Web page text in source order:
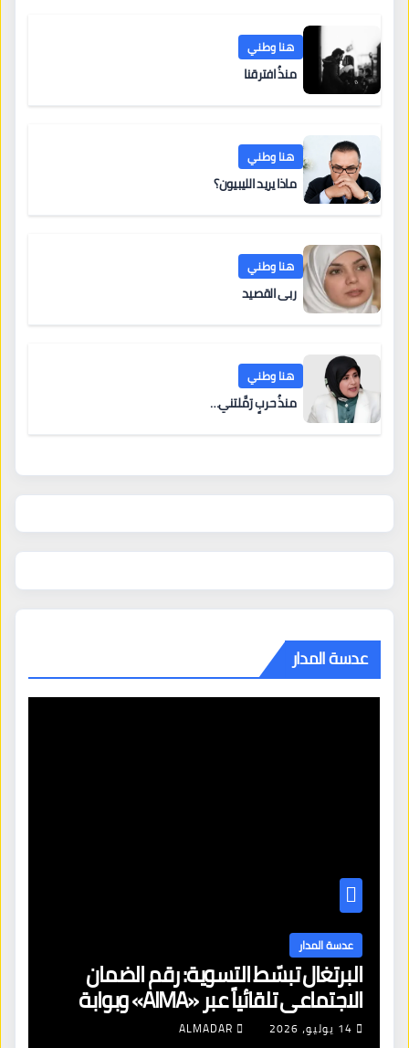
هنا وطني
منذُ افترقنا
هنا وطني
ماذا يريد الليبيون؟
هنا وطني
ربى القصيد
هنا وطني
منذُ حربٍ رَمَّلتني…
عدسة المدار
عدسة المدار
البرتغال تبسّط التسوية: رقم الضمان
الاجتماعي تلقائياً عبر «AIMA» وبوابة
جديدة لتجديد الإقامات
14 يوليو، 2026 ALMADAR